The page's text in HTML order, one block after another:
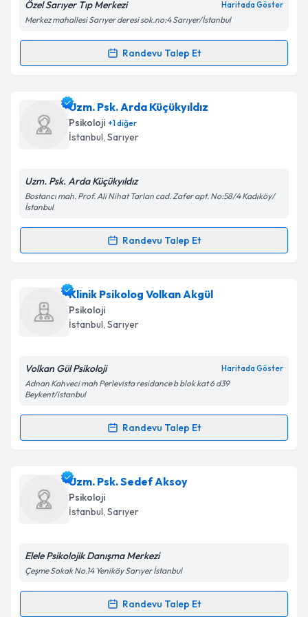
Metni'ni okudum ve kişisel verilerimin belirtilen
kapsamda işlenmesini kabul ediyorum.
Takvim Talebini Gönder
Özel Sarıyer Tıp Merkezi Haritada Göster
Merkez mahallesi Sarıyer deresi sok.no:4 Sarıyer/İstanbul
Randevu Talep Et
Randevu Takvimi Talebi
Uzm. Psk. Büşra Birtaneiçin randevu takvimi talebi
oluşturun. Size bu uzmandan randevu almanız için bir
takvim hazırlandığında e-posta ile bilgilendireceğiz.
Kişisel verilerimin işlenmesine ilişkinAydınlatma
'ni okudum ve kişisel verilerimin belirtilen
kapsamda işlenmesini kabul ediyorum.
Takvim Talebini Gönder
Uzm. Psk. Arda Küçükyıldız
Psikoloji +1diğer
İstanbul, Sarıyer
Uzm. Psk. Arda Küçükyıldız
Bostancı mah. Prof. Ali Nihat Tarlan cad. Zafer apt. No:58/4 Kadıköy/
İstanbul
Randevu Talep Et
Randevu Takvimi Talebi
Uzm. Psk. Arda Küçükyıldıziçin randevu takvimi
talebi oluşturun. Size bu uzmandan randevu almanız
için bir takvim hazırlandığında e-posta ile
Kişisel verilerimin işlenmesine ilişkin
Metni'ni okudum ve kişisel verilerimin belirtilen
Takvim Talebini Gönder
Klinik Psikolog Volkan Akgül
Psikoloji
İstanbul, Sarıyer
Volkan Gül Psikoloji Haritada Göster
Adnan Kahveci mah Perlevista residance b blok kat 6 d39
Beykent/istanbul
Randevu Talep Et
Randevu Takvimi Talebi
Klinik Psikolog Volkan Akgüliçin randevu takvimi
talebi oluşturun. Size bu uzmandan randevu almanız
için bir takvim hazırlandığında e-posta ile
Uzm. Psk. Sedef Aksoy
Psikoloji
İstanbul, Sarıyer
Elele Psikolojik Danışma Merkezi
Çeşme Sokak No.14 Yeniköy Sarıyer İstanbul
Randevu Talep Et
Randevu Takvimi Talebi